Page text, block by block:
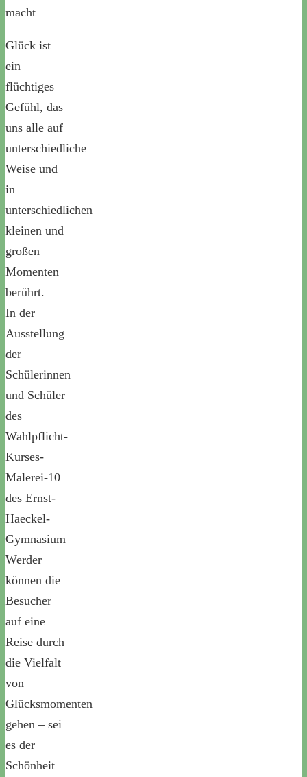
macht
Glück ist
ein
flüchtiges
Gefühl, das
uns alle auf
unterschiedliche
Weise und
in
unterschiedlichen
kleinen und
großen
Momenten
berührt.
In der
Ausstellung
der
Schülerinnen
und Schüler
des
Wahlpflicht-
Kurses-
Malerei-10
des Ernst-
Haeckel-
Gymnasium
Werder
können die
Besucher
auf eine
Reise durch
die Vielfalt
von
Glücksmomenten
gehen – sei
es der
Schönheit